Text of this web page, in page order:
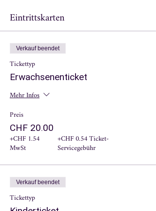
Eintrittskarten
Verkauf beendet
Tickettyp
Erwachsenenticket
Mehr Infos
Preis
CHF 20.00
+CHF 1.54
MwSt
+CHF 0.54 Ticket-
Servicegebühr
Verkauf beendet
Tickettyp